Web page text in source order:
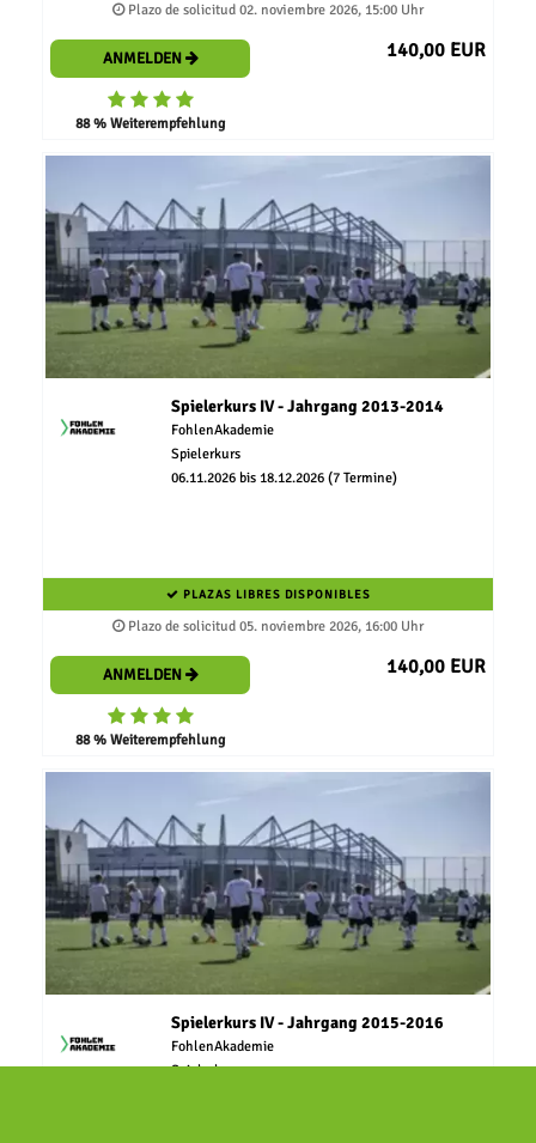
Plazo de solicitud 02. noviembre 2026, 15:00 Uhr
ANMELDEN
88 % Weiterempfehlung
140,00 EUR
Spielerkurs IV - Jahrgang 2013-2014
FohlenAkademie
Spielerkurs
06.11.2026 bis 18.12.2026 (7 Termine)
PLAZAS LIBRES DISPONIBLES
Plazo de solicitud 05. noviembre 2026, 16:00 Uhr
ANMELDEN
88 % Weiterempfehlung
140,00 EUR
Spielerkurs IV - Jahrgang 2015-2016
FohlenAkademie
Spielerkurs